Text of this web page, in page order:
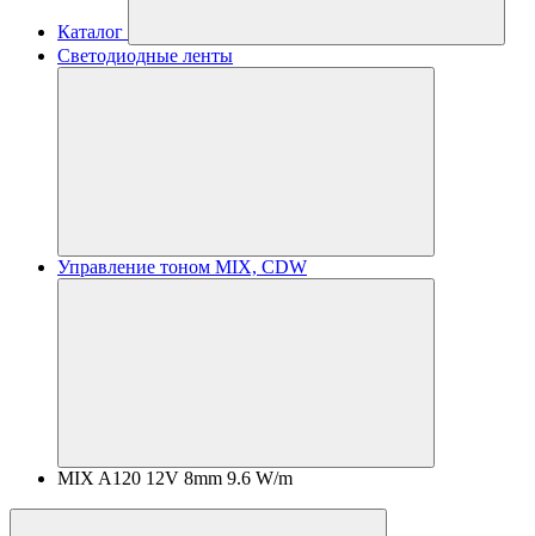
Каталог
Светодиодные ленты
Управление тоном MIX, CDW
MIX A120 12V 8mm 9.6 W/m